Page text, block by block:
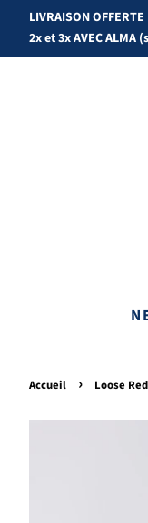
LIVRAISON
2x et 3x AVEC ALMA
Accueil › Loose